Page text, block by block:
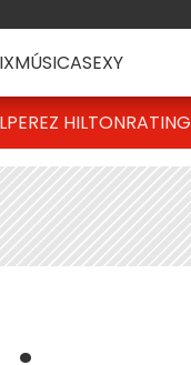
MÚSICASEXY
PEREZ HILTONRATING